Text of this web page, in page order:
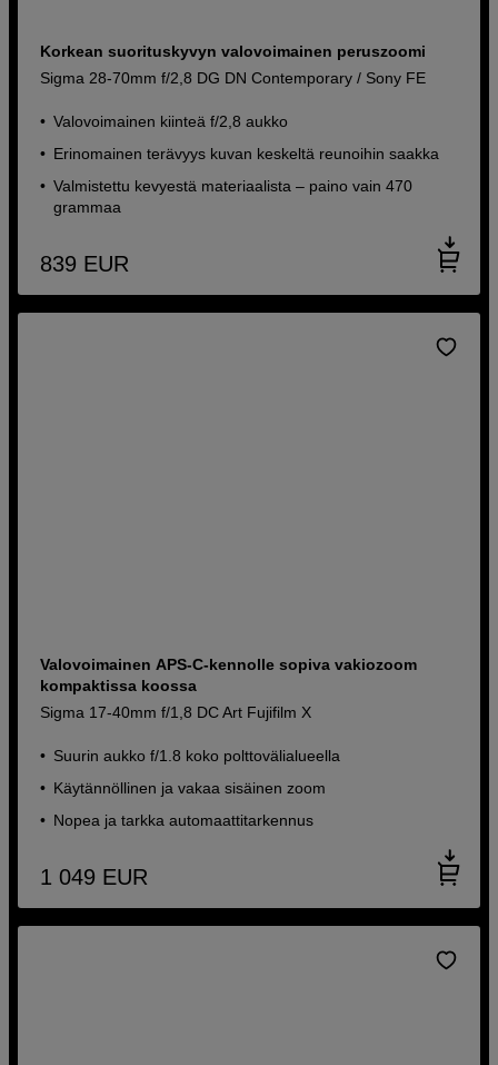
Korkean suorituskyvyn valovoimainen peruszoomi
Sigma 28-70mm f/2,8 DG DN Contemporary / Sony FE
Valovoimainen kiinteä f/2,8 aukko
Erinomainen terävyys kuvan keskeltä reunoihin saakka
Valmistettu kevyestä materiaalista – paino vain 470
grammaa
839 EUR
Valovoimainen APS-C-kennolle sopiva vakiozoom
kompaktissa koossa
Sigma 17-40mm f/1,8 DC Art Fujifilm X
Suurin aukko f/1.8 koko polttovälialueella
Käytännöllinen ja vakaa sisäinen zoom
Nopea ja tarkka automaattitarkennus
1 049 EUR